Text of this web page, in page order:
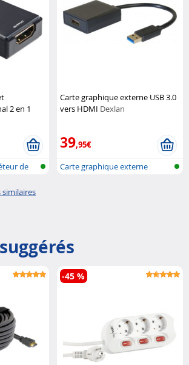
2 en 1
de
Carte graphique externe USB 3.0
vers HDMI Dexlan
39,95€
Carte graphique externe
-45 %